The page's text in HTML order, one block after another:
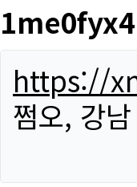
https://
쩜오, 강